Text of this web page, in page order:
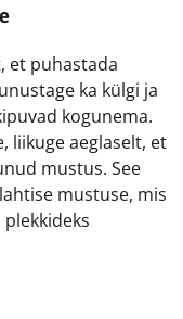
et puhastada
ka külgi ja
kogunema.
liikuge aeglaselt, et
mustus. See
mustuse, mis